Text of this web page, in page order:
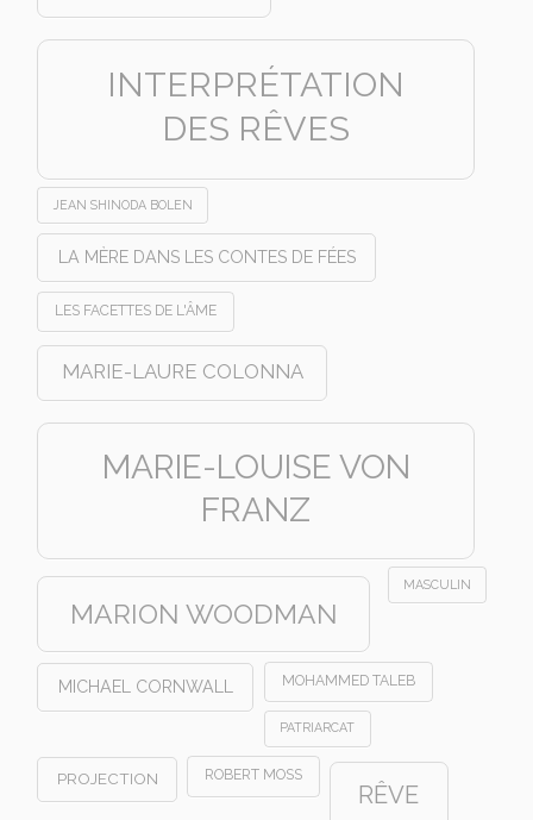
INTERPRÉTATION
DES RÊVES
JEAN SHINODA BOLEN
LA MÈRE DANS LES CONTES DE FÉES
LES FACETTES DE L'ÂME
MARIE-LAURE COLONNA
MARIE-LOUISE VON
FRANZ
MARION WOODMAN
MASCULIN
MICHAEL CORNWALL MOHAMMED TALEB
PATRIARCAT
PROJECTION ROBERT MOSS
RÊVE